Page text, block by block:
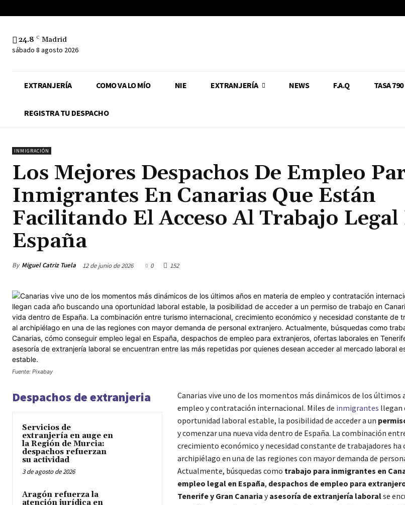
24.8 C Madrid
sábado 8 agosto 2026
EXTRANJERÍA COMO VA LO MÍO NIE EXTRANJERÍA NEWS F.A.Q TASA 790
REGISTRA TU DESPACHO
INMIGRACIÓN
Los Mejores Despachos De Empleo
Inmigrantes En Canarias Que Están
Facilitando El Acceso Al Trabajo Legal
España
By Miguel Catriz Tuela 12 de junio de 2026 0 152
Fuente: Pixabay
Despachos de extranjeria
Servicios de
extranjería en auge en
la Región de Murcia:
despachos refuerzan
su actividad
3 de agosto de 2026
Aragón refuerza la
atención jurídica en
Canarias vive uno de los momentos más dinámicos de los últimos
empleo y contratación internacional. Miles de inmigrantes llegan
oportunidad laboral estable, la posibilidad de acceder a un
y comenzar una nueva vida dentro de España. La combinación
crecimiento económico y necesidad constante de trabajadores ha
archipiélago en una de las regiones con mayor demanda de
Actualmente, búsquedas como trabajo para inmigrantes en
empleo legal en España, despachos de empleo para
Tenerife y Gran Canaria yasesoría de extranjería laboralse